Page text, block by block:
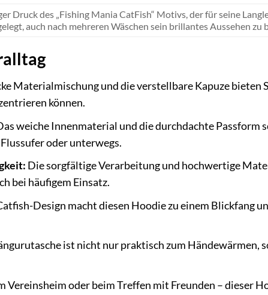
Druck des „Fishing Mania CatFish“ Motivs, der für seine
auch nach mehreren Wäschen sein brillantes Aussehen zu
Materialmischung und die verstellbare Kapuze bieten
können.
weiche Innenmaterial und die durchdachte Passform
oder unterwegs.
Die sorgfältige Verarbeitung und hochwertige
bei häufigem Einsatz.
Design macht diesen Hoodie zu einem Blickfang
ist nicht nur praktisch zum Händewärmen,
Vereinsheim oder beim Treffen mit Freunden – dieser